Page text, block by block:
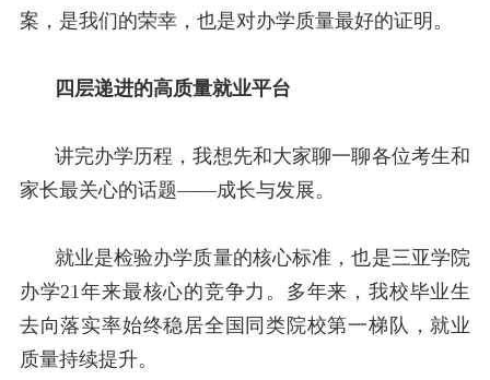
案，是我们的荣幸，也是对办学质量最好的证明。
四层递进的高质量就业平台
讲完办学历程，我想先和大家聊一聊各位考生和
家长最关心的话题——成长与发展。
就业是检验办学质量的核心标准，也是三亚学院
办学21年来最核心的竞争力。多年来，我校毕业生
去向落实率始终稳居全国同类院校第一梯队，就业
质量持续提升。